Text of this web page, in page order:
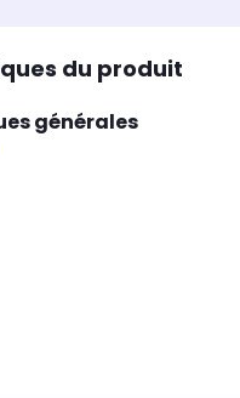
du produit
générales